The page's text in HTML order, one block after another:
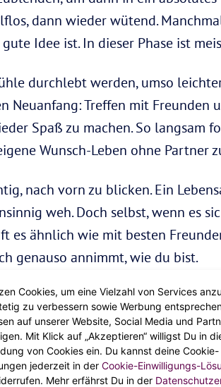
dann wieder wütend.
Idee ist. In dieser Phase ist
durchlebt werden, umso
Neuanfang: Treffen mit Freunden
Spaß zu machen. So langsam
Wunsch-Leben ohne Partner
nach vorn zu blicken. Ein
weh. Doch selbst, wenn es
es ähnlich wie mit besten
genauso annimmt, wie du bist.
Cookies, um eine Vielzahl von Services
zu verbessern sowie Werbung
auf unserer Website, Social Media und
Mit Klick auf „Akzeptieren“ willigst Du in
von Cookies ein. Du kannst deine Cookie-
jederzeit in der Cookie-Einwilligungs-
Mehr erfährst Du in der